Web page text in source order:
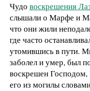
Чудо воскрешения
слышали о Марфе и
что они жили
где часто
утомившись в пути.
заболел и умер, был
воскрешен Господом,
его из могилы